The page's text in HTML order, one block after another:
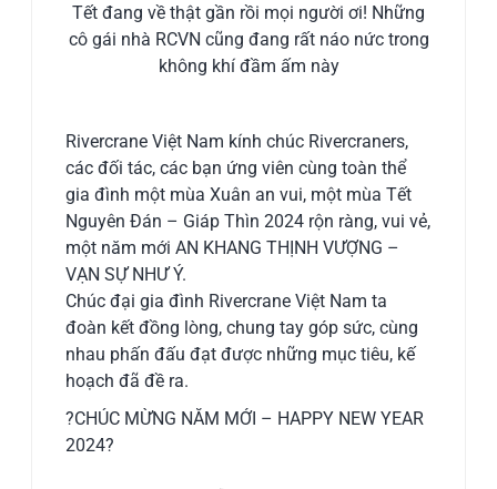
Tết đang về thật gần rồi mọi người ơi! Những
cô gái nhà RCVN cũng đang rất náo nức trong
không khí đầm ấm này
Rivercrane Việt Nam kính chúc Rivercraners,
các đối tác, các bạn ứng viên cùng toàn thể
gia đình một mùa Xuân an vui, một mùa Tết
Nguyên Đán – Giáp Thìn 2024 rộn ràng, vui vẻ,
một năm mới AN KHANG THỊNH VƯỢNG –
VẠN SỰ NHƯ Ý.
Chúc đại gia đình Rivercrane Việt Nam ta
đoàn kết đồng lòng, chung tay góp sức, cùng
nhau phấn đấu đạt được những mục tiêu, kế
hoạch đã đề ra.
?CHÚC MỪNG NĂM MỚI – HAPPY NEW YEAR
2024?